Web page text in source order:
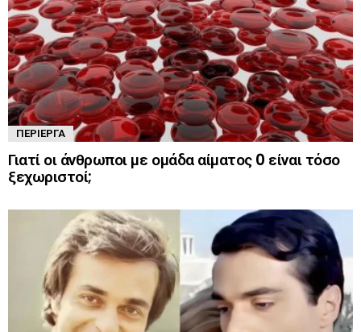
ΠΕΡΊΕΡΓΑ
Γιατί οι άνθρωποι με ομάδα αίματος 0 είναι τόσο
ξεχωριστοί;